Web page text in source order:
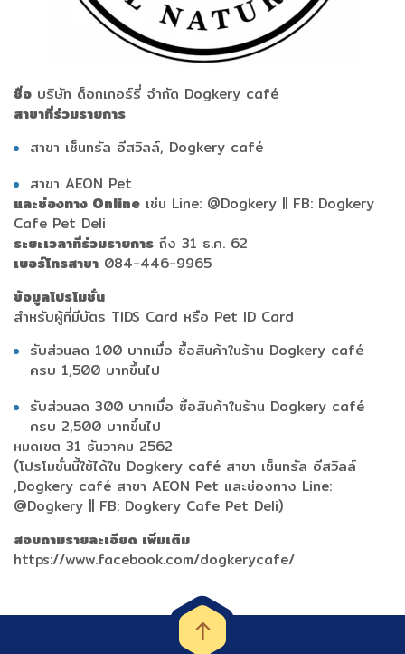
ชื่อ บริษัท ด็อกเกอร์รี่ จำกัด Dogkery café
สาขาที่ร่วมรายการ
สาขา เซ็นทรัล อีสวิลล์, Dogkery café
สาขา AEON Pet
และช่องทาง Online เช่น Line: @Dogkery || FB: Dogkery
Cafe Pet Deli
ระยะเวลาที่ร่วมรายการ ถึง 31 ธ.ค. 62
เบอร์โทรสาขา 084-446-9965
ข้อมูลโปรโมชั่น
สำหรับผู้ที่มีบัตร TIDS Card หรือ Pet ID Card
รับส่วนลด 100 บาทเมื่อ ซื้อสินค้าในร้าน Dogkery café
ครบ 1,500 บาทขึ้นไป
รับส่วนลด 300 บาทเมื่อ ซื้อสินค้าในร้าน Dogkery café
ครบ 2,500 บาทขึ้นไป
หมดเขต 31 ธันวาคม 2562
(โปรโมชั่นนี้ใช้ได้ใน Dogkery café สาขา เซ็นทรัล อีสวิลล์
,Dogkery café สาขา AEON Pet และช่องทาง Line:
@Dogkery || FB: Dogkery Cafe Pet Deli)
สอบถามรายละเอียด เพิ่มเติม
https://www.facebook.com/dogkerycafe/